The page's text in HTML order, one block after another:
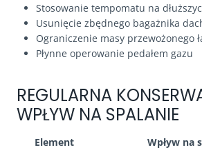
Stosowanie tempomatu na
Usunięcie zbędnego bagażnika
Ograniczenie masy przewożonego
Płynne operowanie pedałem gazu
REGULARNA
WPŁYW NA SPALANIE
Element
Wpływ na